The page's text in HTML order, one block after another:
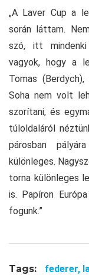
„A Laver Cup a
során láttam.
szó, itt
vagyok, hogy a
Tomas
Soha nem volt
szorítani, és
túloldaláról
párosban
különleges.
torna különleges
is. Papíron
fogunk.”
Tags: federer,